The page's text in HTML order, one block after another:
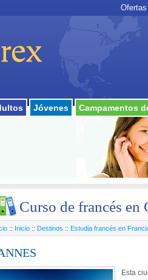
Ofertas
Jóvenes Campamentos
Curso de francés en
:: Inicio :: Destinos :: Estudia francés en
Esta